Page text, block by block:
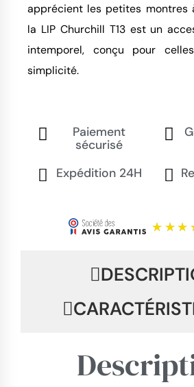
apprécient les petites montres
la LIP Churchill T13 est un
intemporel, conçu pour
simplicité.
Paiement
sécurisé
Expédition 24H